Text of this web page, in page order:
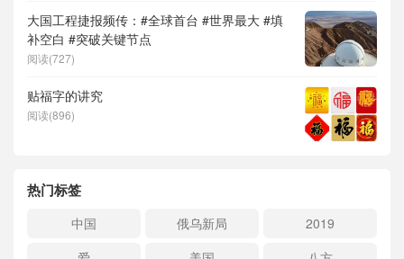
大国工程捷报频传：#全球首台 #世界最大 #填
补空白 #突破关键节点
阅读(727)
贴福字的讲究
阅读(896)
热门标签
中国 俄乌新局
2019